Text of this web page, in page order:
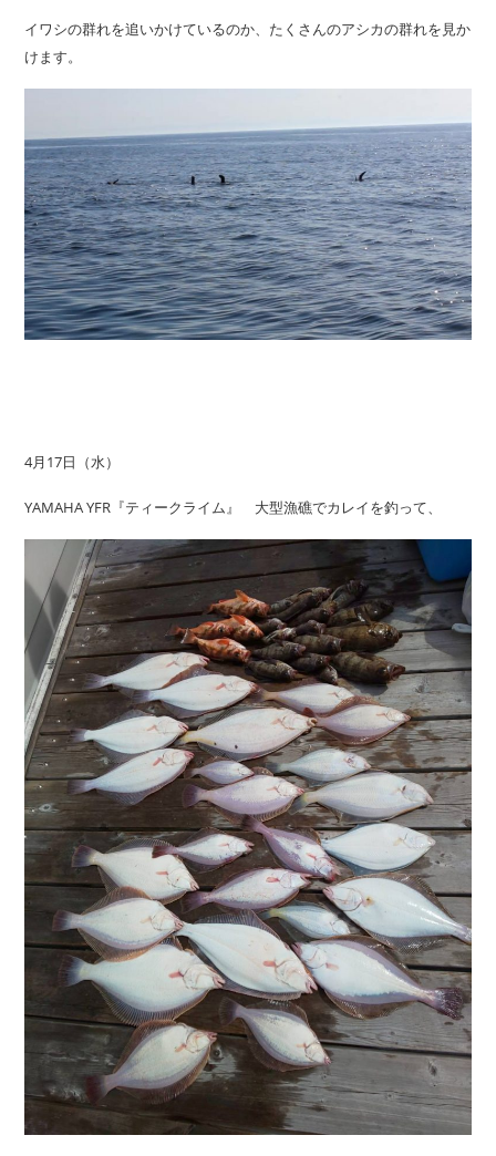
イワシの群れを追いかけているのか、たくさんのアシカの群れを見か
けます。
4月17日（水）
YAMAHA YFR『ティークライム』 大型漁礁でカレイを釣って、